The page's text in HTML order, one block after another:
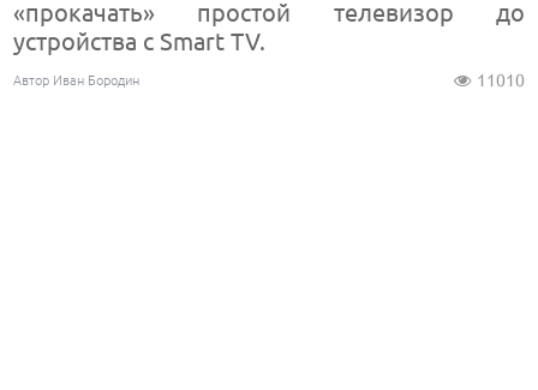
«прокачать» простой телевизор до
устройства с Smart TV.
Автор Иван Бородин 11010